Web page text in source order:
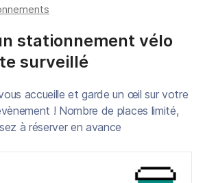
stationnement vélo
surveillé
vous accueille et garde un œil sur votre
! Nombre de places limité,
à réserver en avance